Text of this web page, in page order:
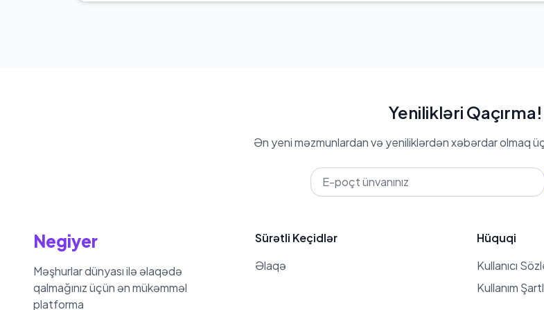
Yenilikləri Qaçırma!
Ən yeni məzmunlardan və yeniliklərdən xəbərdar olmaq
Negiyer
Məşhurlar dünyası ilə əlaqədə
qalmağınız üçün ən mükəmməl
platforma
Sürətli Keçidlər
Əlaqə
Hüquqi
Kullanıcı
Kullanım